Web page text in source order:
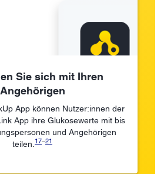
Sie sich mit Ihren
Angehörigen
App können Nutzer:innen der
App ihre Glukosewerte mit bis
und Angehörigen
teilen. 17–21